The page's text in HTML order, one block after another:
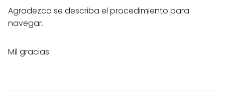
Agradezco se describa el procedimiento para
navegar.
Mil gracias